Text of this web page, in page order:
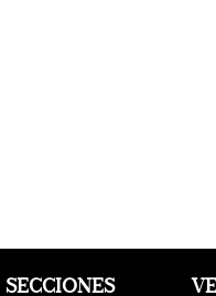
SECCIONES